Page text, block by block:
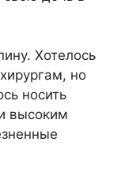
Хотелось
но
носить
высоким